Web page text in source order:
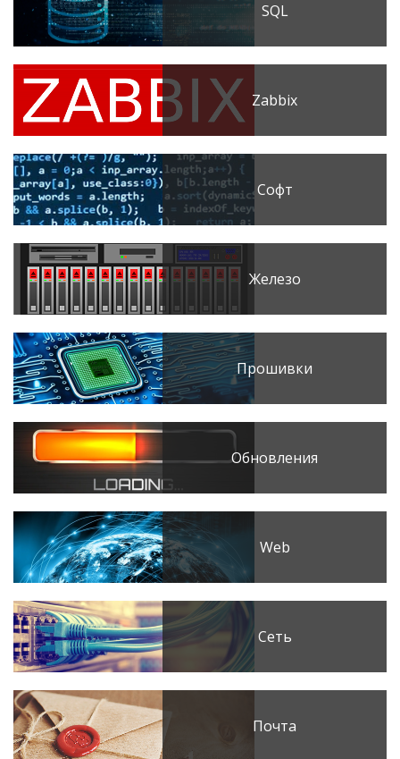
SQL
Zabbix
Софт
Железо
Прошивки
Обновления
Web
Сеть
Почта